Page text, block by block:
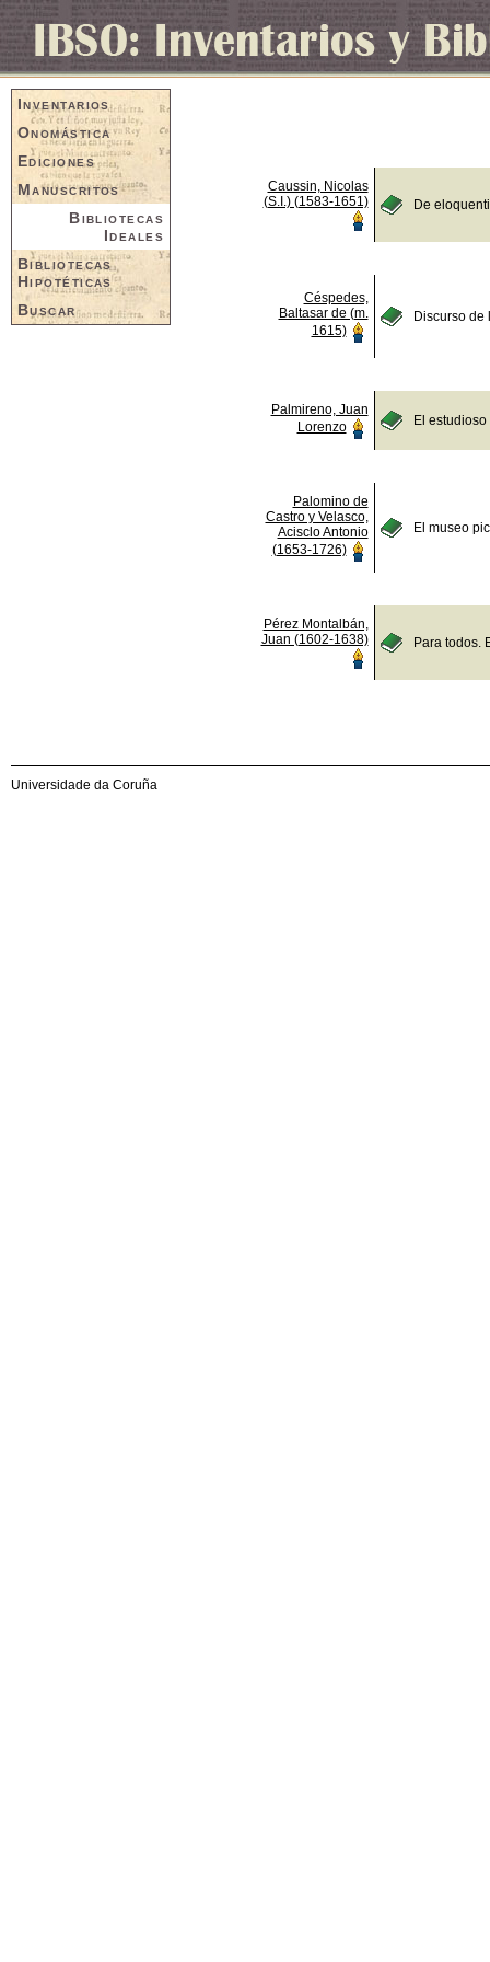
Inventarios
Onomástica
Ediciones
Manuscritos
Bibliotecas
Ideales
Bibliotecas
Hipotéticas
Buscar
Caussin, Nicolas
(S.I.) (1583-1651)
De
Céspedes,
Baltasar de (m.
1615)
Discurso de
Palmireno, Juan
Lorenzo
El
Palomino de
Castro y Velasco,
Acisclo Antonio
(1653-1726)
El museo
Pérez Montalbán,
Juan (1602-1638)
Para todos.
Universidade da Coruña